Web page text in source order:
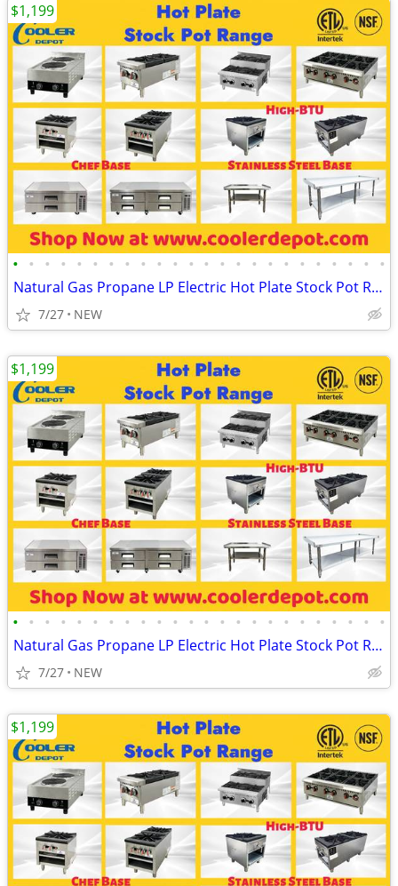
• • • • • • • • • • • • • • • • • • • • • • • •
Natural Gas Propane LP Electric Hot Plate Stock Pot Range
7/27 NEW
$1,199
• • • • • • • • • • • • • • • • • • • • • • • •
Natural Gas Propane LP Electric Hot Plate Stock Pot Range
7/27 NEW
$1,199
$1,199